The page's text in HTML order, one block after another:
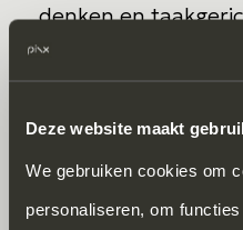
Deze website maakt
We gebruiken cookies om
personaliseren, om
denken en
Binnen
bijdraagt aan een
productieve